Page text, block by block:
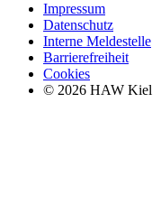
Impressum
Datenschutz
Interne Meldestelle
Barrierefreiheit
Cookies
© 2026 HAW Kiel